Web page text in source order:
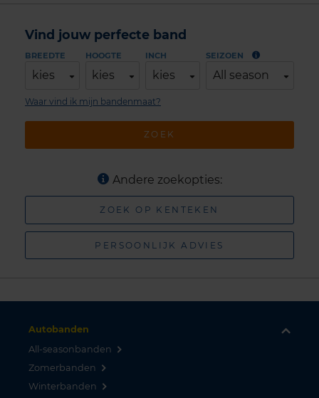
Vind jouw perfecte band
BREEDTE
kies
HOOGTE
kies
INCH
kies
SEIZOEN
All season
ZOEK
Waar vind ik mijn bandenmaat?
Andere zoekopties:
ZOEK OP KENTEKEN
PERSOONLIJK ADVIES
Autobanden
All-seasonbanden
Zomerbanden
Winterbanden